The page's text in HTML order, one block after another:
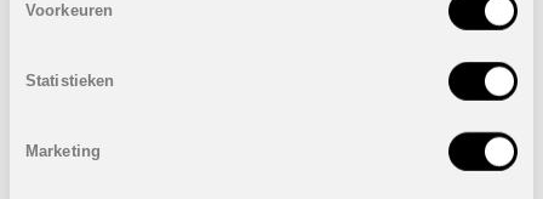
Voorkeuren
Statistieken
Marketing
keukens, met een modern en flexibel ontwerp, zijn
binnenplaats, waardoor ze overvloedig natuurlijk licht
binnenhalen.
3 Slaapkamers